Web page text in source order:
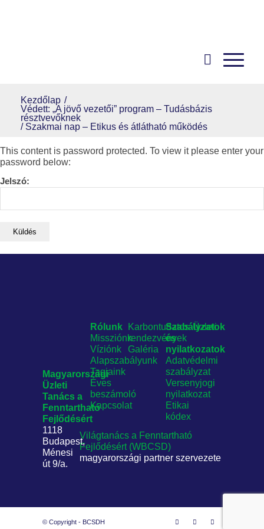
Kezdőlap /
Védett: „A jövő vezetői” program – Tudásbázis
résztvevőknek
/ Szakmai nap – Etikus és átlátható működés
This content is password protected. To view it please enter your
password below:
Jelszó:
Magyarországi
Üzleti
Tanács a
Fenntartható
Fejlődésért
1118
Budapest,
Ménesi
út 9/a.
Rólunk
Missziónk
Víziónk
Alapszabályunk
Tagjaink
Éves
beszámoló
Kapcsolat
Karbontudatos
rendezvények
Galéria
Szabályzatok
és
nyilatkozatok
Adatvédelmi
szabályzat
Versenyjogi
nyilatkozat
Etikai
kódex
Üzleti
Világtanács a Fenntartható
Fejlődésért (WBCSD)
magyarországi partner szervezete
© Copyright - BCSDH